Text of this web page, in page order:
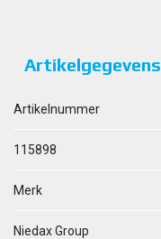
Artikelgegevens
Artikelnummer
115898
Merk
Niedax Group